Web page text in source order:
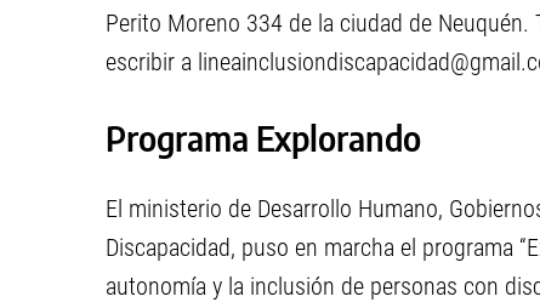
Perito Moreno 334 de la ciudad de
escribir a
Programa Explorando
El ministerio de Desarrollo Humano,
Discapacidad, puso en marcha el programa
autonomía y la inclusión de personas con